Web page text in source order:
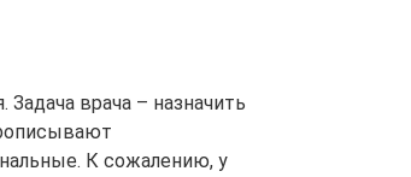
врача – назначить
К сожалению, у